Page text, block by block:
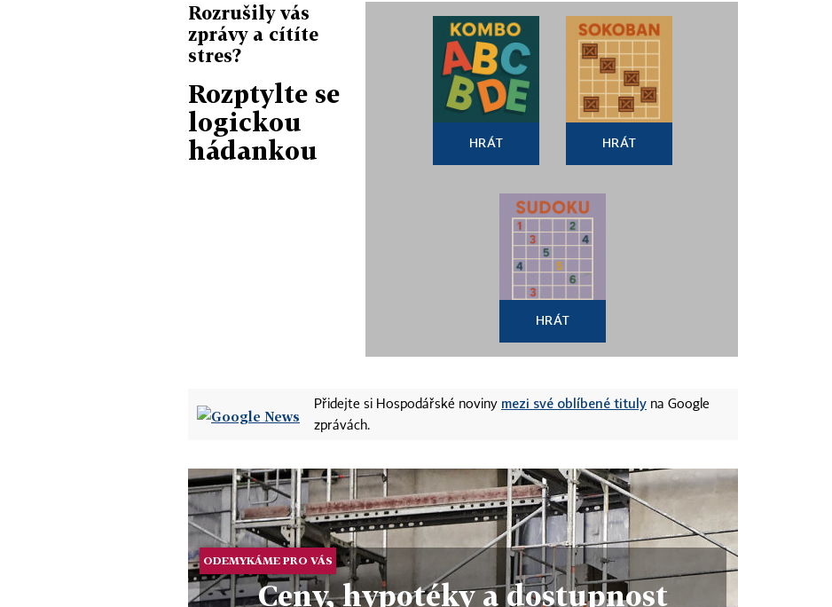
Rozrušily vás
zprávy a cítíte
stres?
Rozptylte se
logickou
hádankou
HRÁT HRÁT
HRÁT
Přidejte si Hospodářské noviny mezi své oblíbené tituly na Google
zprávách.
ODEMYKÁME PRO VÁS
Ceny, hypotéky a dostupnost